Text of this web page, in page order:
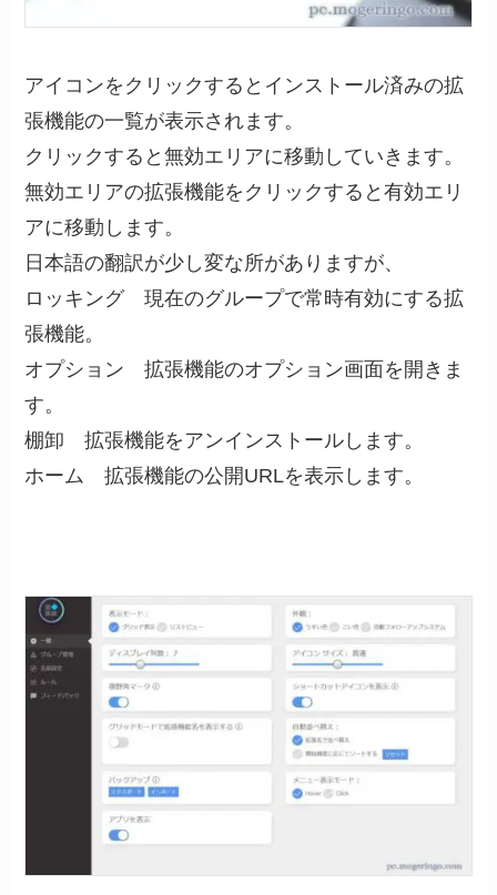
アイコンをクリックするとインストール済みの拡
張機能の一覧が表示されます。
クリックすると無効エリアに移動していきます。
無効エリアの拡張機能をクリックすると有効エリ
アに移動します。
日本語の翻訳が少し変な所がありますが、
ロッキング 現在のグループで常時有効にする拡
張機能。
オプション 拡張機能のオプション画面を開きま
す。
棚卸 拡張機能をアンインストールします。
ホーム 拡張機能の公開URLを表示します。